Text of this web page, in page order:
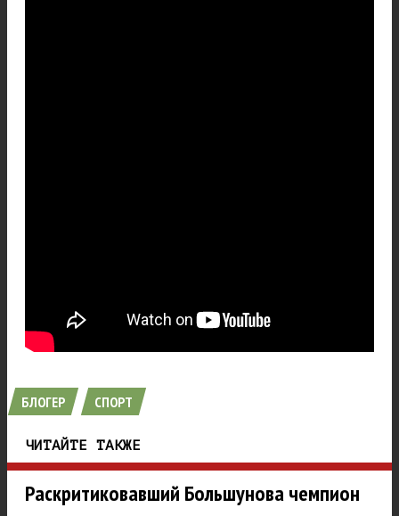
БЛОГЕР СПОРТ
ЧИТАЙТЕ ТАКЖЕ
Раскритиковавший Большунова чемпион